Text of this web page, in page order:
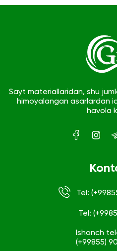
Sayt materiallaridan, shu
himoyalangan asarlardan
havola
Tel:
Tel:
Ishonch
(+99855)